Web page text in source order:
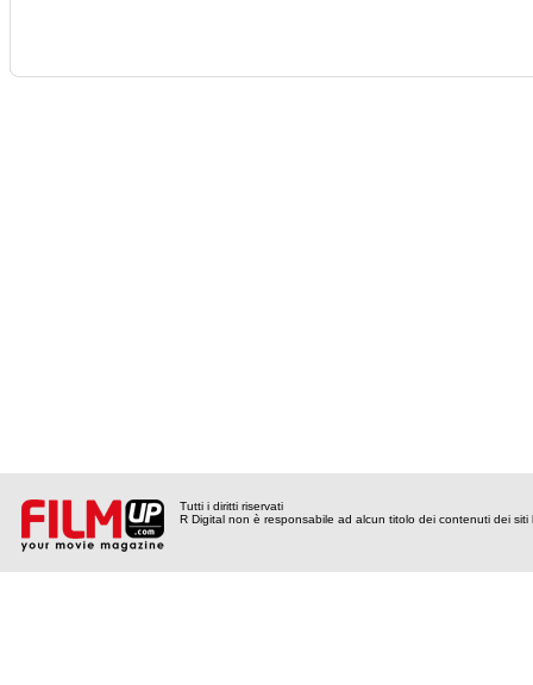
Tutti i diritti riservati
R Digital non è responsabile ad alcun titolo dei contenuti dei siti